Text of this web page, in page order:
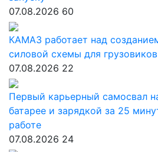
07.08.2026 60
КАМАЗ работает над
силовой схемы для
07.08.2026 22
Первый карьерный самосвал
батарее и зарядкой за 25
работе
07.08.2026 24